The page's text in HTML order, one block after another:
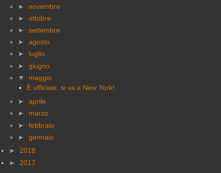
► novembre
► ottobre
► settembre
► agosto
► luglio
► giugno
▼ maggio
È ufficiale: si va a New York!
► aprile
► marzo
► febbraio
► gennaio
► 2018
► 2017